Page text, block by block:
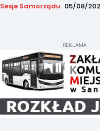
Sesje Samorządu 05/08/
REKLAMA